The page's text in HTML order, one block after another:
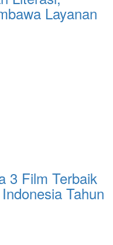
Layanan
3 Film Terbaik
Tahun